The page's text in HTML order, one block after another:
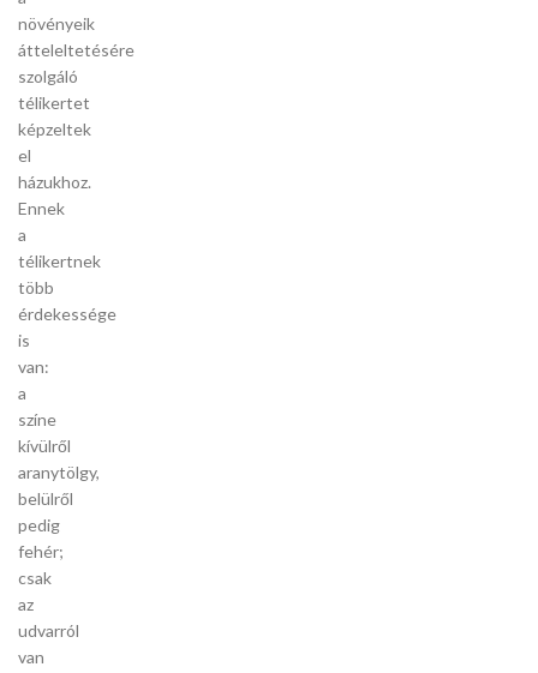
növényeik
átteleltetésére
szolgáló
télikertet
képzeltek
el
házukhoz.
Ennek
a
télikertnek
több
érdekessége
is
van:
a
színe
kívülről
aranytölgy,
belülről
pedig
fehér;
csak
az
udvarról
van